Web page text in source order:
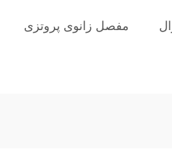
مفصل زانوی پروتزی